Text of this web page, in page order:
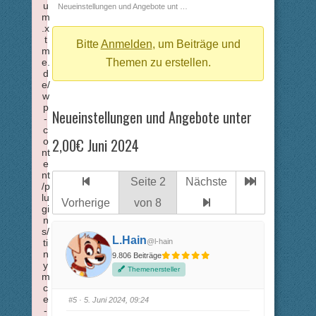
Breadcrumbs
hier:
Neueinstellungen und Angebote unt …
BitteAnmelden, um Beiträge und
Themen zu erstellen.
Neueinstellungen und Angebote unter
2,00€ Juni 2024
Vorherige
Seite 2
von 8
Nächste
L.Hain@l-hain
9.806 Beiträge
Themenersteller
#5 · 5. Juni 2024, 09:24
u
m
.x
t
m
e.
d
e/
w
p
-
c
o
nt
e
nt
/p
lu
gi
n
s/
ti
n
y
m
c
e
-